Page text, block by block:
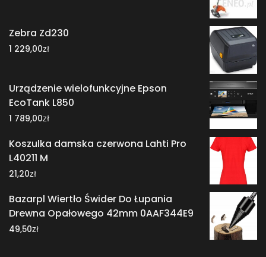
Zebra Zd230
1 229,00zł
Urządzenie wielofunkcyjne Epson
EcoTank L850
1 789,00zł
Koszulka damska czerwona Lahti Pro
L40211 M
21,20zł
Bazarpl Wiertło Świder Do Łupania
Drewna Opałowego 42mm 0AAF344E9
49,50zł